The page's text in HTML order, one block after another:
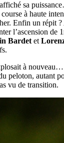
sa
à haute
Enfin un répit
l’ascension de
Bardet et
à
peloton, autant
vu de transition.